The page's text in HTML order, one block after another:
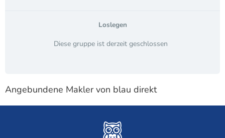
Loslegen
Diese gruppe ist derzeit geschlossen
Angebundene Makler von blau direkt